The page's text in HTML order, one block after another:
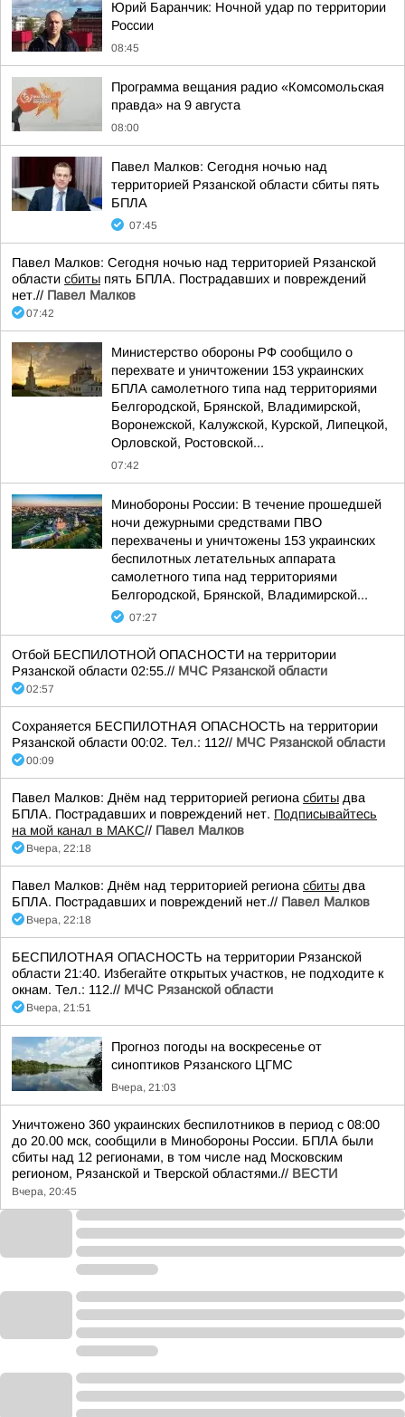
Юрий Баранчик: Ночной удар по территории
России
08:45
Программа вещания радио «Комсомольская
правда» на 9 августа
08:00
Павел Малков: Сегодня ночью над
территорией Рязанской области сбиты пять
БПЛА
07:45
Павел Малков: Сегодня ночью над территорией Рязанской
области сбиты пять БПЛА. Пострадавших и повреждений
нет.// Павел Малков
07:42
Министерство обороны РФ сообщило о
перехвате и уничтожении 153 украинских
БПЛА самолетного типа над территориями
Белгородской, Брянской, Владимирской,
Воронежской, Калужской, Курской, Липецкой,
Орловской, Ростовской...
07:42
Минобороны России: В течение прошедшей
ночи дежурными средствами ПВО
перехвачены и уничтожены 153 украинских
беспилотных летательных аппарата
самолетного типа над территориями
Белгородской, Брянской, Владимирской...
07:27
Отбой БЕСПИЛОТНОЙ ОПАСНОСТИ на территории
Рязанской области 02:55.// МЧС Рязанской области
02:57
Сохраняется БЕСПИЛОТНАЯ ОПАСНОСТЬ на территории
Рязанской области 00:02. Тел.: 112// МЧС Рязанской области
00:09
Павел Малков: Днём над территорией региона сбиты два
БПЛА. Пострадавших и повреждений нет. Подписывайтесь
на мой канал в МАКС// Павел Малков
Вчера, 22:18
Павел Малков: Днём над территорией региона сбиты два
БПЛА. Пострадавших и повреждений нет.// Павел Малков
Вчера, 22:18
БЕСПИЛОТНАЯ ОПАСНОСТЬ на территории Рязанской
области 21:40. Избегайте открытых участков, не подходите к
окнам. Тел.: 112.// МЧС Рязанской области
Вчера, 21:51
Прогноз погоды на воскресенье от
синоптиков Рязанского ЦГМС
Вчера, 21:03
Уничтожено 360 украинских беспилотников в период с 08:00
до 20.00 мск, сообщили в Минобороны России. БПЛА были
сбиты над 12 регионами, в том числе над Московским
регионом, Рязанской и Тверской областями.// ВЕСТИ
Вчера, 20:45